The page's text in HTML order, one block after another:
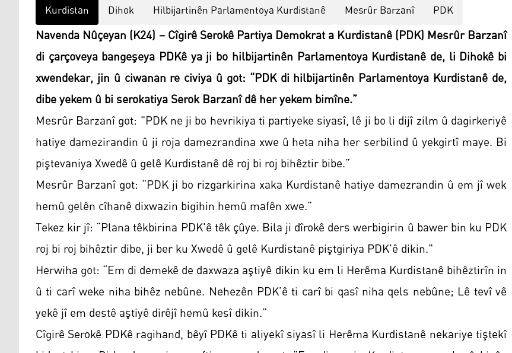
Kurdistan Dihok Hilbijartinên Parlamentoya Kurdistanê Mesrûr Barzanî PDK
Navenda Nûçeyan (K24) – Cîgirê Serokê Partiya Demokrat a Kurdistanê (PDK) Mesrûr Barzanî
di çarçoveya bangeşeya PDKê ya ji bo hilbijartinên Parlamentoya Kurdistanê de, li Dihokê bi
xwendekar, jin û ciwanan re civiya û got: “PDK di hilbijartinên Parlamentoya Kurdistanê de,
dibe yekem û bi serokatiya Serok Barzanî dê her yekem bimîne.”
Mesrûr Barzanî got: "PDK ne ji bo hevrikiya ti partiyeke siyasî, lê ji bo li dijî zilm û dagirkeriyê
hatiye damezirandin û ji roja damezrandina xwe û heta niha her serbilind û yekgirtî maye. Bi
piştevaniya Xwedê û gelê Kurdistanê dê roj bi roj bihêztir bibe.”
Mesrûr Barzanî got: “PDK ji bo rizgarkirina xaka Kurdistanê hatiye damezrandin û em jî wek
hemû gelên cîhanê dixwazin bigihin hemû mafên xwe.”
Tekez kir jî: “Plana têkbirina PDK'ê têk çûye. Bila ji dîrokê ders werbigirin û bawer bin ku PDK
roj bi roj bihêztir dibe, ji ber ku Xwedê û gelê Kurdistanê piştgiriya PDK'ê dikin."
Herwiha got: “Em di demekê de daxwaza aştiyê dikin ku em li Herêma Kurdistanê bihêztirîn in
û ti carî weke niha bihêz nebûne. Nehezên PDK’ê ti carî bi qasî niha qels nebûne; Lê tevî vê
yekê jî em destê aştiyê dirêjî hemû kesî dikin.”
Cîgirê Serokê PDKê ragihand, bêyî PDKê ti aliyekî siyasî li Herêma Kurdistanê nekariye tiştekî